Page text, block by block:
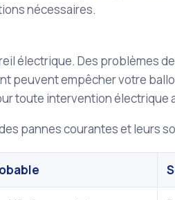
nécessaires.
électrique. Des problèmes
peuvent empêcher votre
toute intervention électrique
pannes courantes et leurs